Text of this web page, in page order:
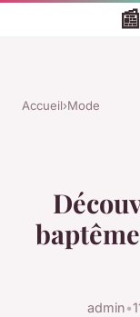
📰
Accueil›Mode
admin•